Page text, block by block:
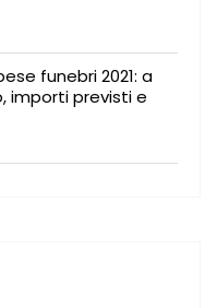
funebri 2021: a
importi previsti e